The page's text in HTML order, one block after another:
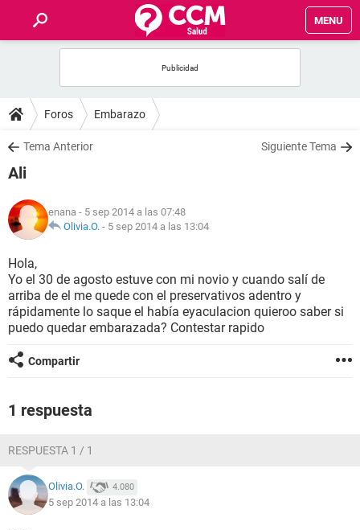
MENU
FOROS
SALUD
NUTRICIÓN
BIENESTAR
SEXUALIDAD
GLOSARIO
Foros Embarazo
Tema Anterior Siguiente Tema
Ali
enana - 5 sep 2014 a las 07:48
Olivia.O. - 5 sep 2014 a las 13:04
Hola,
Yo el 30 de agosto estuve con mi novio y cuando salí de
arriba de el me quede con el preservativos adentro y
rápidamente lo saque el había eyaculacion quieroo saber si
puedo quedar embarazada? Contestar rapido
Compartir
1 respuesta
RESPUESTA 1 / 1
Olivia.O. 4.080
5 sep 2014 a las 13:04